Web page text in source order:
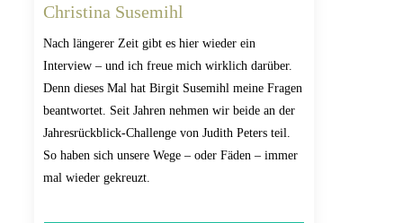
Christina Susemihl
Nach längerer Zeit gibt es hier wieder ein
Interview – und ich freue mich wirklich darüber.
Denn dieses Mal hat Birgit Susemihl meine Fragen
beantwortet. Seit Jahren nehmen wir beide an der
Jahresrückblick-Challenge von Judith Peters teil.
So haben sich unsere Wege – oder Fäden – immer
mal wieder gekreuzt.